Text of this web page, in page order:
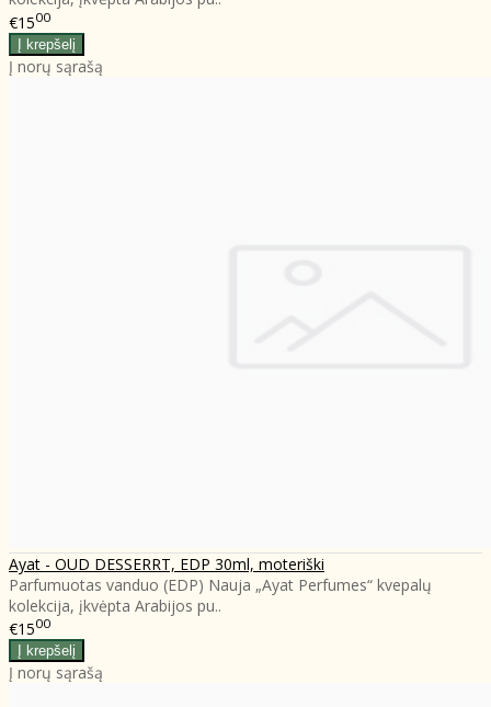
€1500
Į norų sąrašą
Ayat - OUD DESSERRT, EDP 30ml, moteriški
Parfumuotas vanduo (EDP) Nauja „Ayat Perfumes“ kvepalų
kolekcija, įkvėpta Arabijos pu..
€1500
Į norų sąrašą